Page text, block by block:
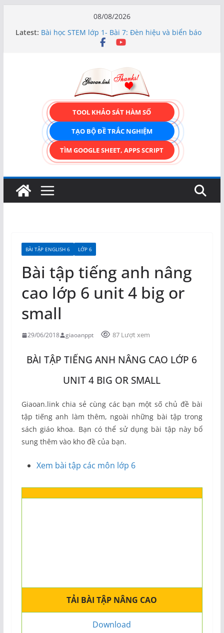
08/08/2026
Latest: Bài học STEM lớp 1- Bài 7: Đèn hiệu và biển báo
Bài học STEM lớp 3 Các bộ phận của thực vật
TẠO FORM ONLINE – TÙY BIẾN GIAO DIỆN ĐỈNH
CAO & XUẤT CODE THÔNG MINH!
TRẢI NGHIỆM CÔNG CỤ TẠO FORM ONLINE
KÉO THẢ – HOÀN TOÀN MIỄN PHÍ!
TOOL KHẢO SÁT HÀM SỐ
TẠO BỘ ĐỀ TRẮC NGHIỆM
TÌM GOOGLE SHEET, APPS SCRIPT
BÀI TẬP ENGLISH 6 LỚP 6
Bài tập tiếng anh nâng
cao lớp 6 unit 4 big or
small
29/06/2018 giaoanppt 87 Lượt xem
BÀI TẬP TIẾNG ANH NÂNG CAO LỚP 6
UNIT 4 BIG OR SMALL
Giaoan.link chia sẻ cùng các bạn một số chủ đề bài
tập tiếng anh làm thêm, ngoài những bài tập trong
sách giáo khoa. Bạn có thể sử dụng bài tập này bổ
sung thêm vào kho đề của bạn.
Xem bài tập các môn lớp 6
TẢI BÀI TẬP NÂNG CAO
Download